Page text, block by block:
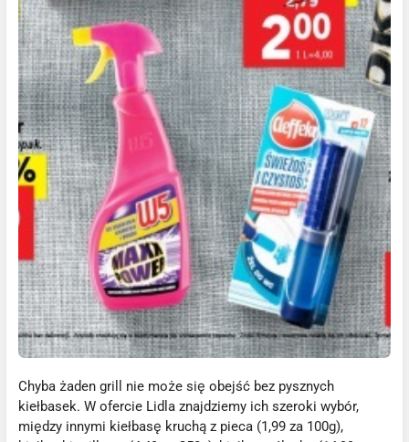
Chyba żaden grill nie może się obejść bez pysznych
kiełbasek. W ofercie Lidla znajdziemy ich szeroki wybór,
między innymi kiełbasę kruchą z pieca (1,99 za 100g),